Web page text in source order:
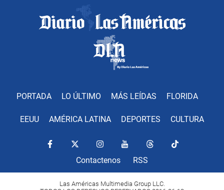
PORTADA LO ÚLTIMO MÁS LEÍDAS FLORIDA
EEUU AMÉRICA LATINA DEPORTES CULTURA
Contactenos RSS
Las Américas Multimedia Group LLC.